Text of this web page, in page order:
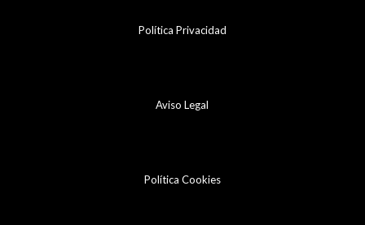
Política Privacidad
Aviso Legal
Política Cookies